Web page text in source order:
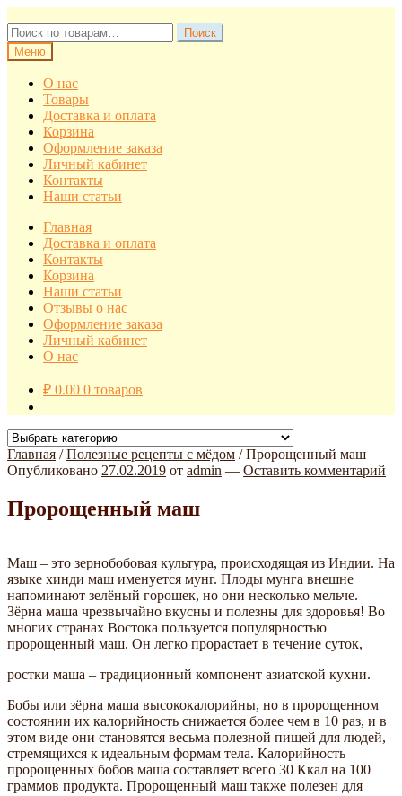
к
навигации
к
содержимому
Искать:
Поиск
Меню
О нас
Товары
Доставка и оплата
Корзина
Оформление заказа
Личный кабинет
Контакты
Наши статьи
Главная
Доставка и оплата
Контакты
Корзина
Наши статьи
Отзывы о нас
Оформление заказа
Личный кабинет
О нас
₽ 0.00 0 товаров
Главная /Полезные рецепты с мёдом /Пророщенный маш
Опубликовано 27.02.2019 от admin — Оставить комментарий
Пророщенный маш
Маш – это зернобобовая культура, происходящая из Индии. На
языке хинди маш именуется мунг. Плоды мунга внешне
напоминают зелёный горошек, но они несколько мельче.
Зёрна маша чрезвычайно вкусны и полезны для здоровья! Во
многих странах Востока пользуется популярностью
пророщенный маш. Он легко прорастает в течение суток,
ростки маша – традиционный компонент азиатской кухни.
Бобы или зёрна маша высококалорийны, но в пророщенном
состоянии их калорийность снижается более чем в 10 раз, и в
этом виде они становятся весьма полезной пищей для людей,
стремящихся к идеальным формам тела. Калорийность
пророщенных бобов маша составляет всего 30 Ккал на 100
граммов продукта. Пророщенный маш также полезен для